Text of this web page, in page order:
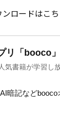
ロードはこち